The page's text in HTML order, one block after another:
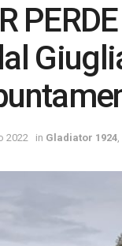
2022 in Gladiator 1924